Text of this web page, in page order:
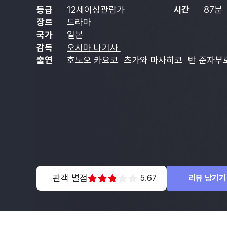
등급 12세이상관람가 시간
87분
장르
드라마
국가
일본
감독
오시마 나기사
출연
호노오 카요코 츠가와 마사히코 반 준자부
관객 별점 5.67 리뷰 남기기